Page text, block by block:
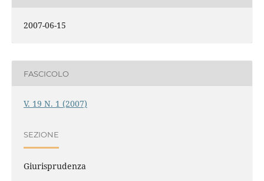
2007-06-15
FASCICOLO
V. 19 N. 1 (2007)
SEZIONE
Giurisprudenza